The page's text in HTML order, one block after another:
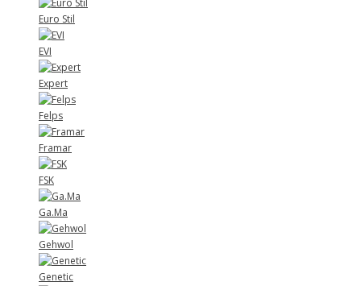
Euro Stil
EVI
Expert
Felps
Framar
FSK
Ga.Ma
Gehwol
Genetic